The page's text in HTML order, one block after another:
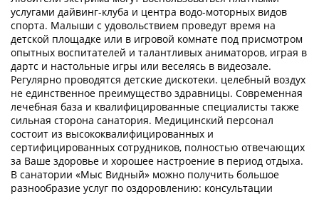
услугами дайвинг-клуба и центра водо-моторных видов
спорта. Малыши с удовольствием проведут время на
детской площадке или в игровой комнате под присмотром
опытных воспитателей и талантливых аниматоров, играя в
дартс и настольные игры или веселясь в видеозале.
Регулярно проводятся детские дискотеки. целебный воздух
не единственное преимущество здравницы. Современная
лечебная база и квалифицированные специалисты также
сильная сторона санатория. Медицинский персонал
состоит из высококвалифицированных и
сертифицированных сотрудников, полностью отвечающих
за Ваше здоровье и хорошее настроение в период отдыха.
В санатории «Мыс Видный» можно получить большое
разнообразие услуг по оздоровлению: консультации